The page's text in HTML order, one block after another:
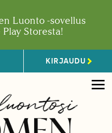
Luonto -sovellus
Storesta!
KIRJAUDU